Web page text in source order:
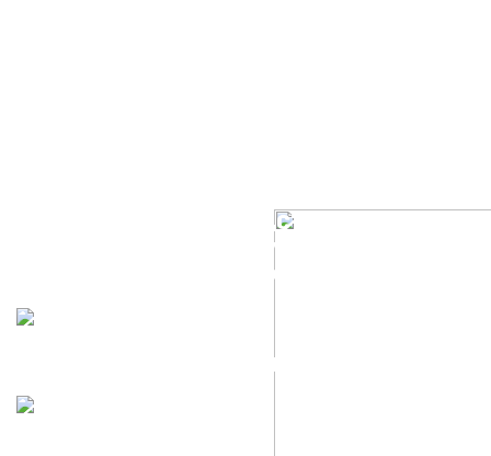
ТЕХНИЧЕСКОЕ РУКОВОДСТВО ПО
ПРИМЕНЕНИЮ И ЭКСПЛУАТАЦИИ
СИСТЕМЫ СКРЫТОГО КРЕПЕЖА "ВАЛЕТ"
2D МОДЕЛИ ДЛЯ ПРОЕКТИРОВАНИЯ